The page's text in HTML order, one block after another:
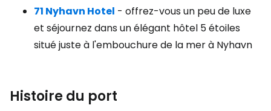
71 Nyhavn Hotel - offrez-vous un peu de luxe
et séjournez dans un élégant hôtel 5 étoiles
situé juste à l'embouchure de la mer à Nyhavn
Histoire du port